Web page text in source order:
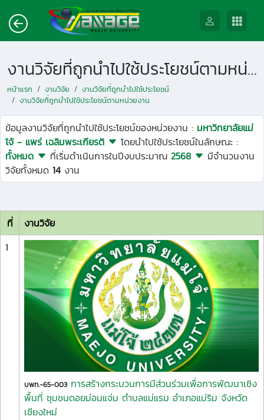
งานวิจัยที่ถูกนำไปใช้ประโยชน์ตามหน่วยงาน
หน้าแรก งานวิจัย
งานวิจัยที่ถูกนำไปใช้ประโยชน์
งานวิจัยที่ถูกนำไปใช้ประโยชน์ตามหน่วยงาน
ข้อมูลงานวิจัยที่ถูกนำไปใช้ประโยชน์ของหน่วยงาน : มหาวิทยาลัยแม่
โจ้ - แพร่ เฉลิมพระเกียรติ
โดยนำไปใช้ประโยชน์ในลักษณะ :
ทั้งหมด
ที่เริ่มดำเนินการในปีงบประมาณ 2568
มีจำนวนงาน
วิจัยทั้งหมด 14 งาน
ที่
งานวิจัย
1
บพท.-65-003 การสร้างกระบวนการมีส่วนร่วมเพื่อการพัฒนาเชิง
พื้นที่ ชุมชนดอยม่อนแจ่ม ตำบลแม่แรม อำเภอแม่ริม จังหวัด
เชียงใหม่